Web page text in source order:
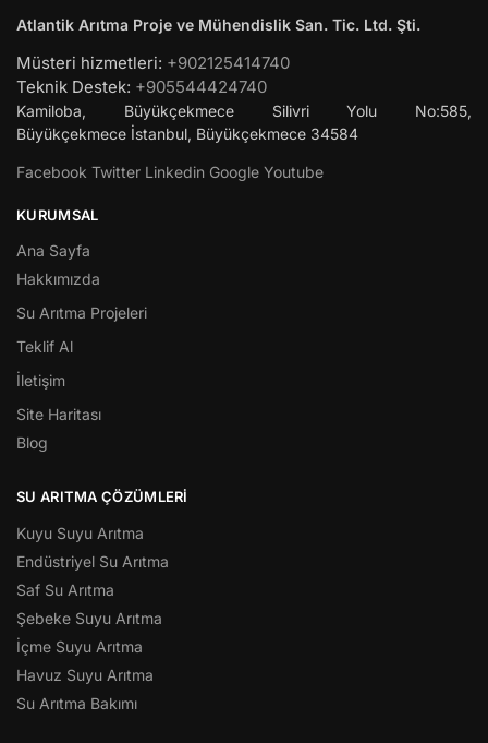
Atlantik Arıtma Proje ve Mühendislik San. Tic. Ltd. Şti.
Müsteri hizmetleri: +902125414740
Teknik Destek: +905544424740
Kamiloba, Büyükçekmece Silivri Yolu No:585,
Büyükçekmece İstanbul, Büyükçekmece 34584
Facebook Twitter Linkedin Google Youtube
KURUMSAL
Ana Sayfa
Hakkımızda
Su Arıtma Projeleri
Teklif Al
İletişim
Site Haritası
Blog
SU ARITMA ÇÖZÜMLERI
Kuyu Suyu Arıtma
Endüstriyel Su Arıtma
Saf Su Arıtma
Şebeke Suyu Arıtma
İçme Suyu Arıtma
Havuz Suyu Arıtma
Su Arıtma Bakımı